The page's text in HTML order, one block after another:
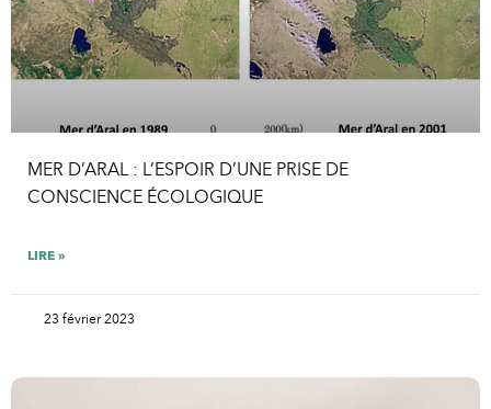
MER D’ARAL : L’ESPOIR D’UNE PRISE DE
CONSCIENCE ÉCOLOGIQUE
LIRE »
23 février 2023